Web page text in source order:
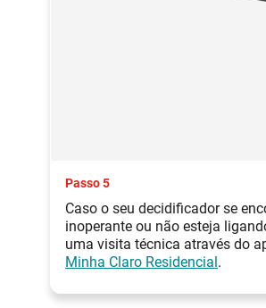
Passo 5
Caso o seu decidificador se
inoperante ou não esteja
uma visita técnica através do
Minha Claro Residencial.